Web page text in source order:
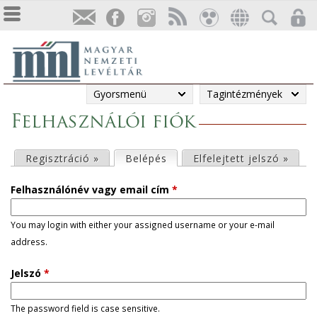
Gyorsmenü Tagintézmények
Felhasználói fiók
l
s
ő
d
l
Regisztráció » Belépés (aktív fül)Elfelejtett jelszó »
Felhasználónév vagy email cím *
You may login with either your assigned username or your e-mail
address.
Jelszó *
The password field is case sensitive.